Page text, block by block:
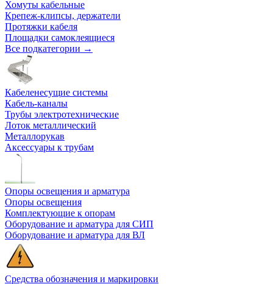
Хомуты кабельные
Крепеж-клипсы, держатели
Протяжки кабеля
Площадки самоклеящиеся
Все подкатегории →
Кабеленесущие системы
Кабель-каналы
Трубы электротехнические
Лоток металлический
Металлорукав
Аксессуары к трубам
Опоры освещения и арматура
Опоры освещения
Комплектующие к опорам
Оборудование и арматура для СИП
Оборудование и арматура для ВЛ
Средства обозначения и маркировки